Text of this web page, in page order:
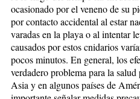
ocasionado por el veneno de su
por contacto accidental al estar
varadas en la playa o al intentar
causados por estos cnidarios
pocos minutos. En general, los
verdadero problema para la
Asia y en algunos países de